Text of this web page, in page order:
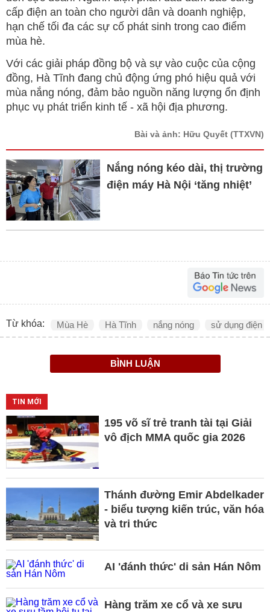
cấp điện an toàn cho người dân và doanh nghiệp,
hạn chế tối đa các sự cố phát sinh trong cao điểm
mùa hè.
Với các giải pháp đồng bộ và sự vào cuộc của cộng
đồng, Hà Tĩnh đang chủ động ứng phó hiệu quả với
mùa nắng nóng, đảm bảo nguồn năng lượng ổn định
phục vụ phát triển kinh tế - xã hội địa phương.
Bài và ảnh: Hữu Quyết (TTXVN)
Nắng nóng kéo dài, thị trường
điện máy Hà Nội ‘tăng nhiệt’
Từ khóa: Mùa Hè Hà Tĩnh nắng nóng sử dụng điện
BÌNH LUẬN
TIN MỚI
195 võ sĩ trẻ tranh tài tại Giải
vô địch MMA quốc gia 2026
Thánh đường Emir Abdelkader
- biểu tượng kiến trúc, văn hóa
và tri thức
AI 'đánh thức' di sản Hán Nôm
Hàng trăm xe cổ và xe sưu